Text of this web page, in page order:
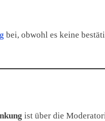
bei, obwohl es keine
ist über die